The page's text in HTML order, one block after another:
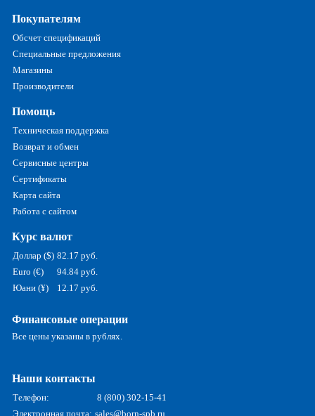
Покупателям
Обсчет спецификаций
Специальные предложения
Магазины
Производители
Помощь
Техническая поддержка
Возврат и обмен
Сервисные центры
Сертификаты
Карта сайта
Работа с сайтом
Курс валют
Доллар ($) 82.17 руб.
Euro (€)
94.84 руб.
Юани (¥)
12.17 руб.
Финансовые операции
Все цены указаны в рублях.
Наши контакты
Телефон:
8 (800) 302-15-41
Электронная почта: sales@born-spb.ru